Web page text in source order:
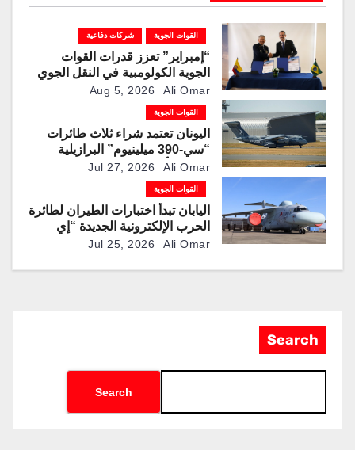
القوات الجوية شركات دفاعية
“إمبراير” تعزز قدرات القوات
الجوية الكولومبية في النقل الجوي
والتزوّد بالوقود جوًا من خلال
ميلينيوم”
Aug 5, 2026 Ali Omar
القوات الجوية
اليونان تعتمد شراء ثلاث طائرات
“سي-390 ميلينيوم” البرازيلية
لتحديث أسطول النقل العسكري
Jul 27, 2026 Ali Omar
القوات الجوية
اليابان تبدأ اختبارات الطيران لطائرة
الحرب الإلكترونية الجديدة “إي
سي-2”
Jul 25, 2026 Ali Omar
Search
Search